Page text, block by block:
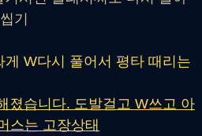
기
W다시 풀어서 평타 때리는
졌습니다. 도발걸고 W쓰고 아
스는 고장상태